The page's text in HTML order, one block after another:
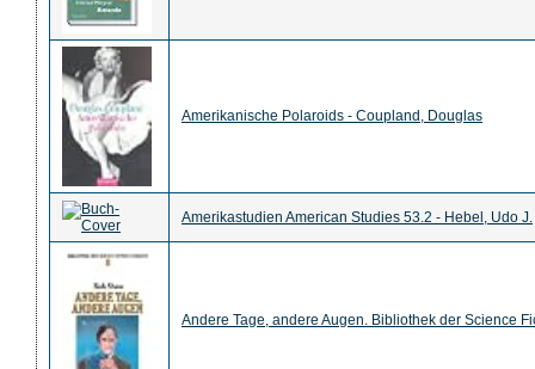
Amerikanische Polaroids - Coupland, Douglas
Amerikastudien American Studies 53.2 - Hebel, Udo J.
Andere Tage, andere Augen. Bibliothek der Science